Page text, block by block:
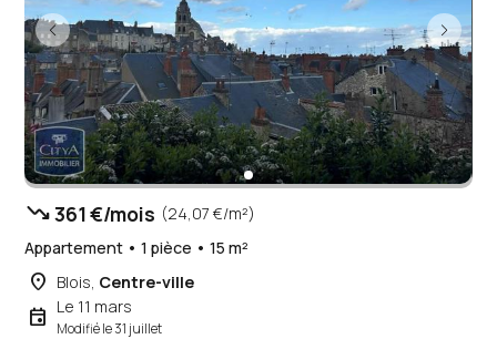
trending_down361 €/mois (24,07 €/m²)
Appartement • 1 pièce • 15 m²
place Blois, Centre-ville
event Le 11 mars
Modifié le 31 juillet